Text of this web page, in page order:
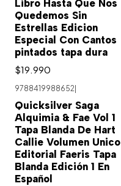
Libro Hasta Que Nos
Quedemos Sin
Estrellas Edicion
Especial Con Cantos
pintados tapa dura
$19.990
9788419988652
Quicksilver Saga
Alquimia & Fae Vol 1
Tapa Blanda De Hart
Callie Volumen Unico
Editorial Faeris Tapa
Blanda Edición 1 En
Español